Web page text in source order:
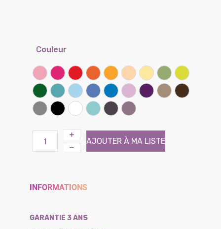
Couleur
Rose FramboiseRouge coquelicot
Clémentine
Miel SableBananeLichenKiwi
Vert prairie
LagonCiel Lilas Bleu bleuet
Parme
Iris TaupeChocolat
Gris souris
Noir BlancAtoll (Effet tissé)
Brun (Effet tissé)
Violine (Effet tissé)
AJOUTER À MA LISTE
INFORMATIONS
GARANTIE 3 ANS